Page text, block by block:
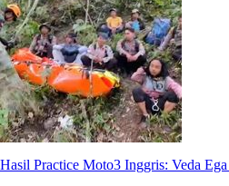
Hasil Practice Moto3 Inggris: Veda